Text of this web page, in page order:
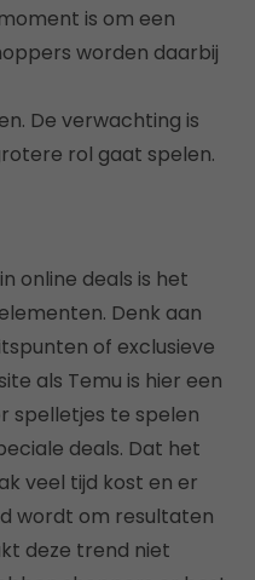
is om een
worden daarbij
De verwachting is
rol gaat spelen.
online deals is het
Denk aan
of exclusieve
als Temu is hier een
spelletjes te spelen
deals. Dat het
veel tijd kost en er
wordt om resultaten
deze trend niet